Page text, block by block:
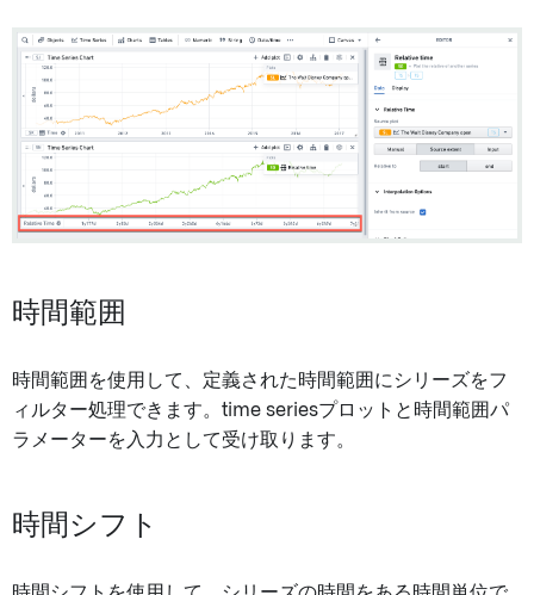
時間範囲
時間範囲を使用して、定義された時間範囲にシリーズをフ
ィルター処理できます。time seriesプロットと時間範囲パ
ラメーターを入力として受け取ります。
時間シフト